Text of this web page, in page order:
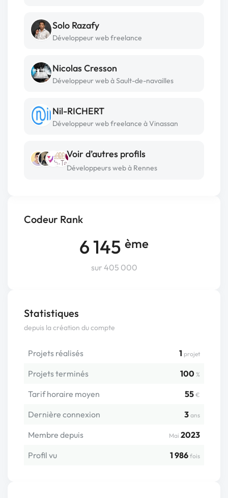
Codeur Rank
6 145 ème
sur 405 000
Statistiques
depuis la création du compte
Projets réalisés 1 projet
Projets terminés 100 %
Tarif horaire moyen 55 €
Dernière connexion 3 ans
Membre depuis Mai 2023
Profil vu
1 986 fois
Solo Razafy
Développeur web freelance
Nicolas Cresson
Développeur web à Sault-de-navailles
Nil-RICHERT
Développeur web freelance à Vinassan
Voir d’autres profils
Développeurs web à Rennes